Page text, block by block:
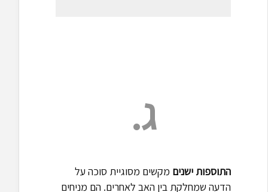
ג.
התוספות ישנים מקשים מסוגיית סוכה על
הדעה שמחלקת בין האב לאחרים. הם מניחים